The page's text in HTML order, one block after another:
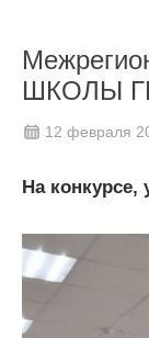
ШКОЛЫ
12 февраля
На конкурсе,